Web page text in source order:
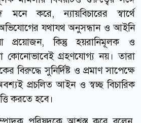
করে, ন্যায়বিচারের স্বার্থে
অভিযোগের যথাযথ অনুসন্ধান ও আইনি
প্রয়োজন, কিন্তু হয়রানিমূলক ও
কোনোভাবেই গ্রহণযোগ্য নয়। তারা
বিরুদ্ধে সুনির্দিষ্ট ও প্রমাণ সাপেক্ষে
প্রচলিত আইন ও স্বচ্ছ বিচারিক
করতে হবে।